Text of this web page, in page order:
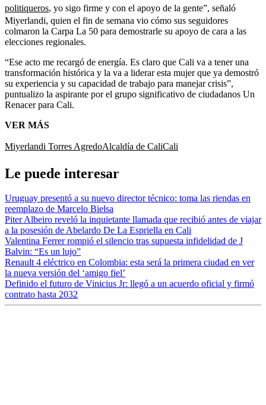
politiqueros, yo sigo firme y con el apoyo de la gente”, señaló
Miyerlandi, quien el fin de semana vio cómo sus seguidores
colmaron la Carpa La 50 para demostrarle su apoyo de cara a las
elecciones regionales.
“Ese acto me recargó de energía. Es claro que Cali va a tener una
transformación histórica y la va a liderar esta mujer que ya demostró
su experiencia y su capacidad de trabajo para manejar crisis”,
puntualizo la aspirante por el grupo significativo de ciudadanos Un
Renacer para Cali.
VER MÁS
Miyerlandi Torres AgredoAlcaldía de CaliCali
Le puede interesar
Uruguay presentó a su nuevo director técnico: toma las riendas en
reemplazo de Marcelo Bielsa
Piter Albeiro reveló la inquietante llamada que recibió antes de viajar
a la posesión de Abelardo De La Espriella en Cali
Valentina Ferrer rompió el silencio tras supuesta infidelidad de J
Balvin: “Es un lujo”
Renault 4 eléctrico en Colombia: esta será la primera ciudad en ver
la nueva versión del ‘amigo fiel’
Definido el futuro de Vinicius Jr: llegó a un acuerdo oficial y firmó
contrato hasta 2032